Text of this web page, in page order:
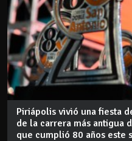
Piriápolis vivió una fiesta
de la carrera más antigua
que cumplió 80 años este